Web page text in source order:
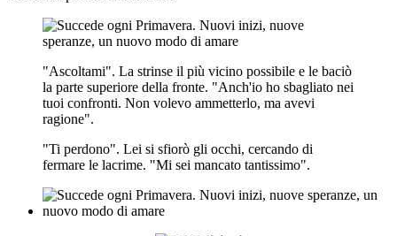
"Ascoltami". La strinse il più vicino possibile e le baciò
la parte superiore della fronte. "Anch'io ho sbagliato nei
tuoi confronti. Non volevo ammetterlo, ma avevi
ragione".
"Ti perdono". Lei si sfiorò gli occhi, cercando di
fermare le lacrime. "Mi sei mancato tantissimo".